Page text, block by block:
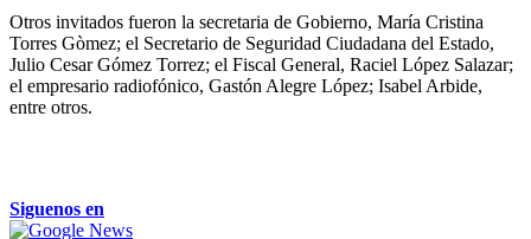
Otros invitados fueron la secretaria de Gobierno, María Cristina
Torres Gòmez; el Secretario de Seguridad Ciudadana del Estado,
Julio Cesar Gómez Torrez; el Fiscal General, Raciel López Salazar;
el empresario radiofónico, Gastón Alegre López; Isabel Arbide,
entre otros.
Siguenos en